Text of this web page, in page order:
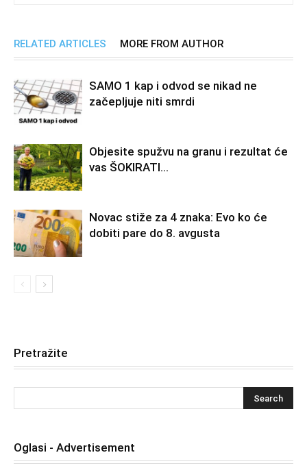
RELATED ARTICLES MORE FROM AUTHOR
SAMO 1 kap i odvod se nikad ne
začepljuje niti smrdi
Objesite spužvu na granu i rezultat će
vas ŠOKIRATI…
Novac stiže za 4 znaka: Evo ko će
dobiti pare do 8. avgusta
Pretražite
Oglasi - Advertisement